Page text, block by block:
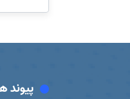
پیوند